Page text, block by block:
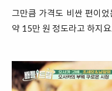
그만큼 가격도 비싼 편이
약 15만 원 정도라고 하지